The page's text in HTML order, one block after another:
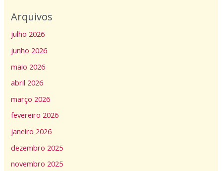
Arquivos
julho 2026
junho 2026
maio 2026
abril 2026
março 2026
fevereiro 2026
janeiro 2026
dezembro 2025
novembro 2025